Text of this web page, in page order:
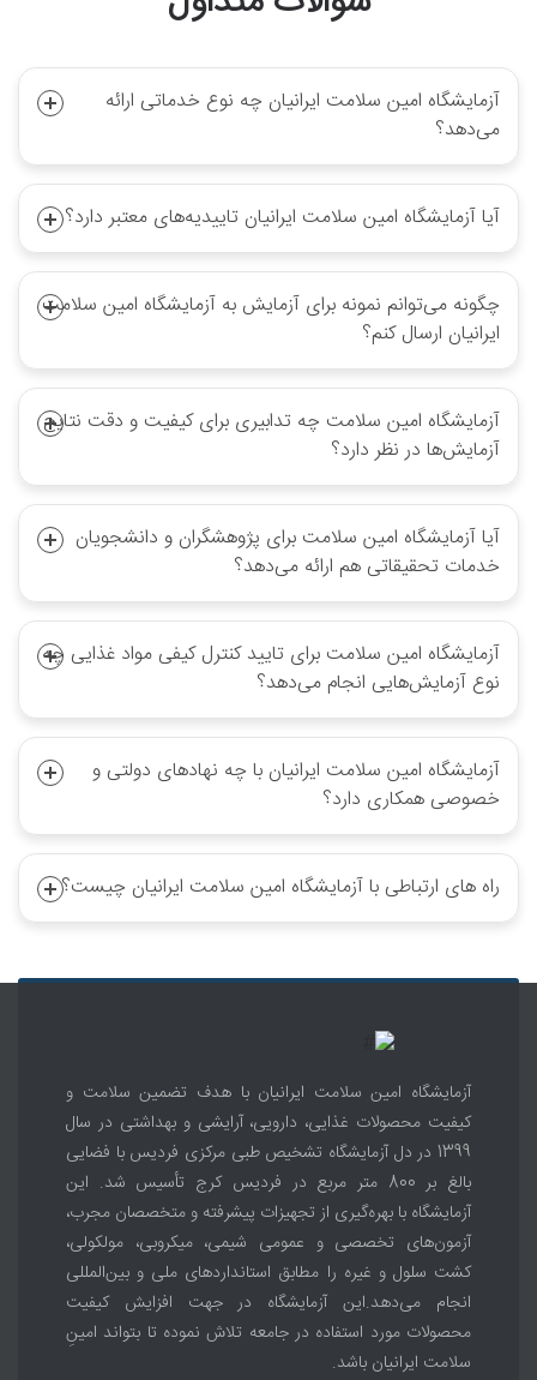
آزمایشگاه امین سلامت ایرانیان چه نوع خدماتی ارائه
می‌دهد؟
آیا آزمایشگاه امین سلامت ایرانیان تاییدیه‌های معتبر دارد؟
چگونه می‌توانم نمونه برای آزمایش به آزمایشگاه امین سلامت
ایرانیان ارسال کنم؟
آزمایشگاه امین سلامت چه تدابیری برای کیفیت و دقت نتایج
آزمایش‌ها در نظر دارد؟
آیا آزمایشگاه امین سلامت برای پژوهشگران و دانشجویان
خدمات تحقیقاتی هم ارائه می‌دهد؟
آزمایشگاه امین سلامت برای تایید کنترل کیفی مواد غذایی چه
نوع آزمایش‌هایی انجام می‌دهد؟
آزمایشگاه امین سلامت ایرانیان با چه نهادهای دولتی و
خصوصی همکاری دارد؟
راه های ارتباطی با آزمایشگاه امین سلامت ایرانیان چیست؟
آزمایشگاه امین سلامت ایرانیان با هدف تضمین سلامت و
کیفیت محصولات غذایی، دارویی، آرایشی و بهداشتی در سال
1399 در دل آزمایشگاه تشخیص طبی مرکزی فردیس با فضایی
بالغ بر 800 متر مربع در فردیس کرج تأسیس شد. این
آزمایشگاه با بهره‌گیری از تجهیزات پیشرفته و متخصصان مجرب،
آزمون‌های تخصصی و عمومی شیمی، میکروبی، مولکولی،
کشت سلول و غیره را مطابق استانداردهای ملی و بین‌المللی
انجام می‌دهد.این آزمایشگاه در جهت افزایش کیفیت
محصولات مورد استفاده در جامعه تلاش نموده تا بتواند امینِ
سلامت ایرانیان باشد.